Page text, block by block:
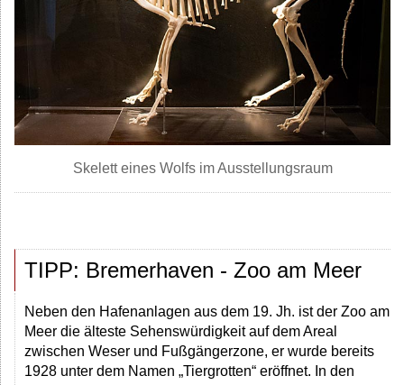
Skelett eines Wolfs im Ausstellungsraum
TIPP: Bremerhaven - Zoo am Meer
Neben den Hafenanlagen aus dem 19. Jh. ist der Zoo am
Meer die älteste Sehenswürdigkeit auf dem Areal
zwischen Weser und Fußgängerzone, er wurde bereits
1928 unter dem Namen „Tiergrotten“ eröffnet. In den